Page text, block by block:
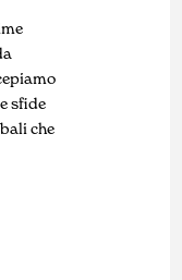
sfide
che